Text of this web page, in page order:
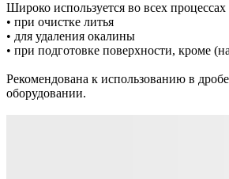
Широко используется во всех процессах
• при очистке литья
• для удаления окалины
• при подготовке поверхности, кроме
Рекомендована к использованию в
оборудовании.